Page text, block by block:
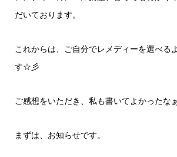
だいております。
これからは、ご自分でレメディーを選べる
す☆彡
ご感想をいただき、私も書いてよかったな
まずは、お知らせです。